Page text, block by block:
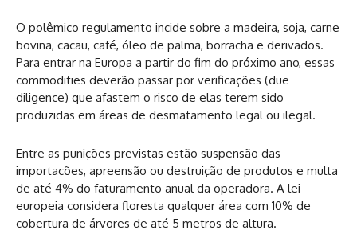
O polêmico regulamento incide sobre a madeira, soja, carne
bovina, cacau, café, óleo de palma, borracha e derivados.
Para entrar na Europa a partir do fim do próximo ano, essas
commodities deverão passar por verificações (due
diligence) que afastem o risco de elas terem sido
produzidas em áreas de desmatamento legal ou ilegal.
Entre as punições previstas estão suspensão das
importações, apreensão ou destruição de produtos e multa
de até 4% do faturamento anual da operadora. A lei
europeia considera floresta qualquer área com 10% de
cobertura de árvores de até 5 metros de altura.